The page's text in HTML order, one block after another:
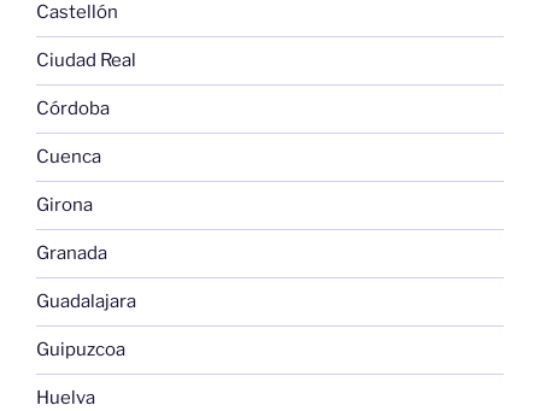
Castellón
Ciudad Real
Córdoba
Cuenca
Girona
Granada
Guadalajara
Guipuzcoa
Huelva